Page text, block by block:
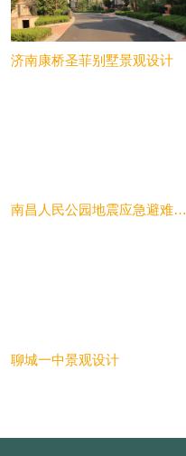
济南康桥圣菲别墅景观设计
南昌人民公园地震应急避难场所
聊城一中景观设计